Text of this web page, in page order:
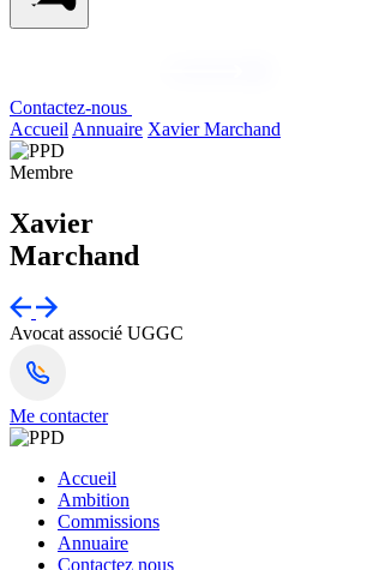
Contactez-nous
Accueil Annuaire Xavier Marchand
Membre
Xavier
Marchand
Avocat associé UGGC
Me contacter
Accueil
Ambition
Commissions
Annuaire
Contactez nous